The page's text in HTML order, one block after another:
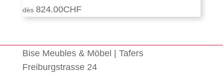
824.00CHF
Bise Meubles & Möbel | Tafers
Freiburgstrasse 24